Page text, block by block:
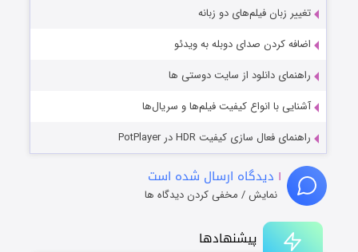
پیشنهادها
تغییر زبان فیلم‌های دو زبانه
اضافه کردن صدای دوبله به ویدئو
راهنمای دانلود از سایت دوستی ها
آشنایی با انواع کیفیت فیلم‌ها و سریال‌ها
راهنمای فعال سازی کیفیت HDR در PotPlayer
۱ دیدگاه ارسال شده است
نمایش / مخفی کردن دیدگاه ها